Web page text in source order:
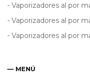
- Vaporizadores al por
- Vaporizadores al por
- Vaporizadores al por
— MENÚ